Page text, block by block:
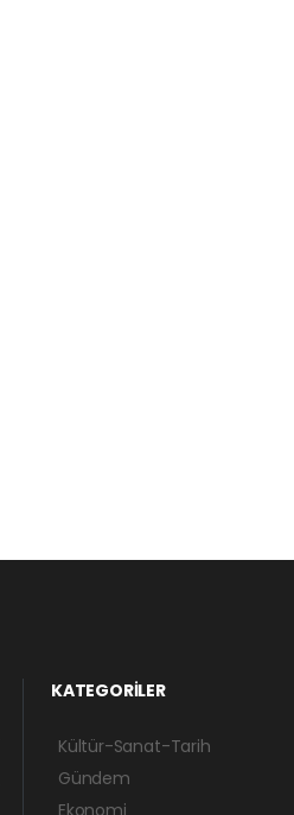
KATEGORİLER
Kültür-Sanat-Tarih
Gündem
Ekonomi